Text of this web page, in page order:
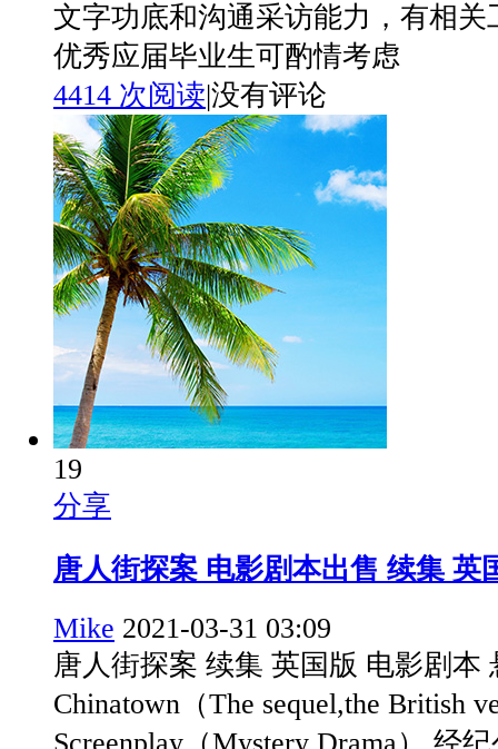
文字功底和沟通采访能力，有相关
优秀应届毕业生可酌情考虑
4414 次阅读|没有评论
19
分享
唐人街探案 电影剧本出售 续集 英
Mike 2021-03-31 03:09
唐人街探案 续集 英国版 电影剧本
Chinatown（The sequel,the British